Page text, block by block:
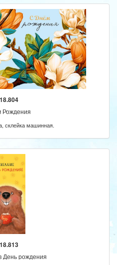
склейка машинная.
День рождения